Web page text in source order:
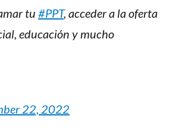
tu #PPT, acceder a la oferta
educación y mucho
22, 2022